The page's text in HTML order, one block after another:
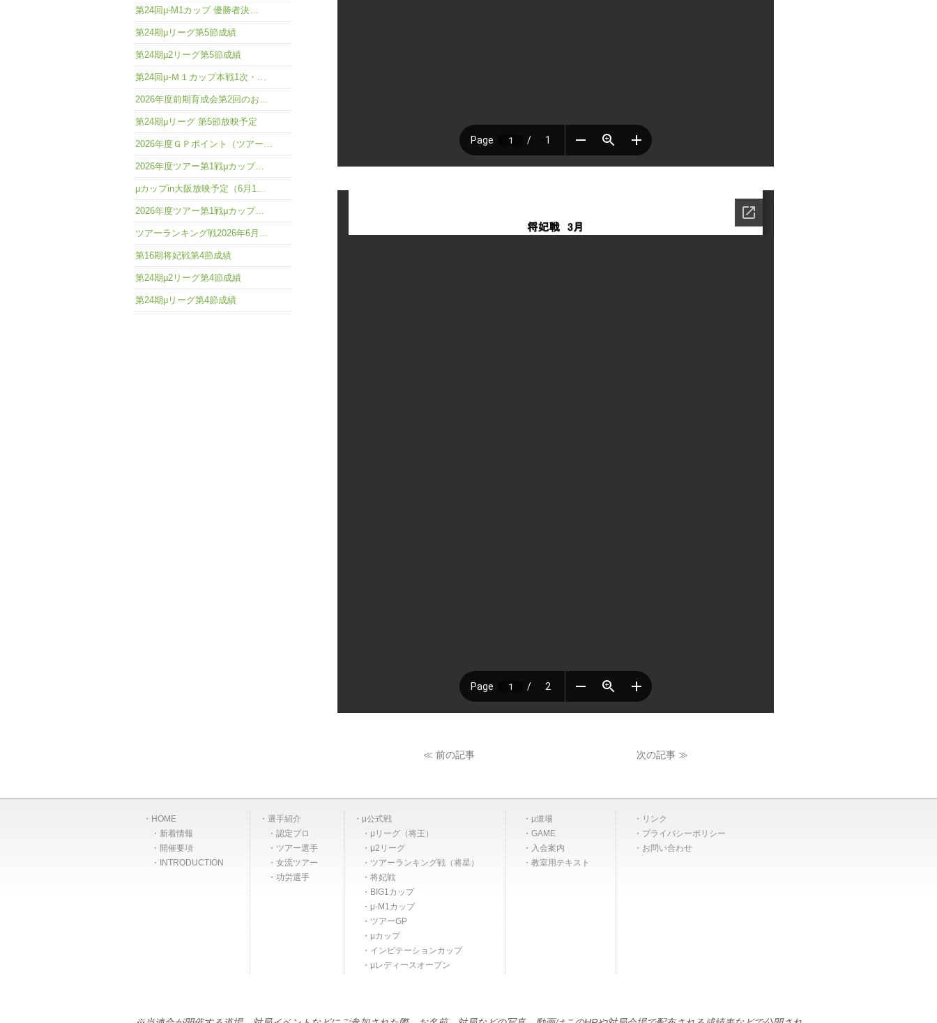
≪ 前の記事 次の記事 ≫
第24回μ-M1カップ 優勝者決…
第24期μリーグ第5節成績
第24期μ2リーグ第5節成績
第24回μ-Ｍ１カップ本戦1次・…
2026年度前期育成会第2回のお…
第24期μリーグ 第5節放映予定
2026年度ＧＰポイント（ツアー…
2026年度ツアー第1戦μカップ…
μカップin大阪放映予定（6月1…
2026年度ツアー第1戦μカップ…
ツアーランキング戦2026年6月…
第16期将妃戦第4節成績
第24期μ2リーグ第4節成績
第24期μリーグ第4節成績
HOME
新着情報
開催要項
INTRODUCTION
選手紹介
認定プロ
ツアー選手
女流ツアー
功労選手
μ公式戦
μリーグ（将王）
μ2リーグ
ツアーランキング戦（将星）
将妃戦
BIG1カップ
μ-M1カップ
ツアーGP
μカップ
インビテーションカップ
μレディースオープン
μ道場
GAME
入会案内
教室用テキスト
リンク
プライバシーポリシー
お問い合わせ